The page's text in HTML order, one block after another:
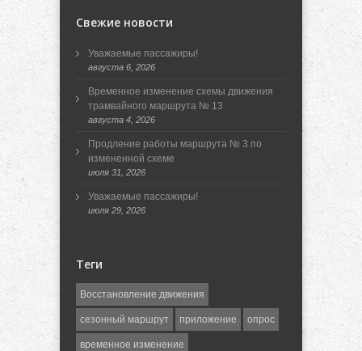
Свежие новости
Уважаемые пассажиры!
августа 6, 2026
Временное изменение схемы движения
трамвайного маршрута № 13
августа 4, 2026
Продление работы маршрута № 3 по
измененной схеме
июля 31, 2026
Уважаемые пассажиры!
июля 29, 2026
Теги
Восстановление движения
сезонный маршрут приложение опрос
временное изменение